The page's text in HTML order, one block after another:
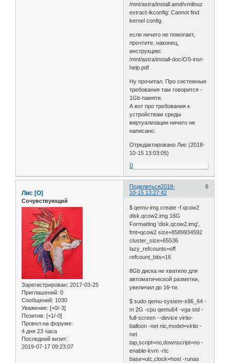
/mnt/astra/install.amd/vmlinuz
extract-ikconfig: Cannot find
kernel config.
если ничего не помогает,
прочтите, наконец,
инструкцию:
/mnt/astra/install-doc/OS-inst-
help.pdf
Ну прочитал. Про системные
требования там говорится -
1Gb памяти.
А вот про требования к
устройствам среды
виртуализации ничего не
написано.
Отредактировано Лис (2018-
10-15 13:03:05)
0
Поделиться 6
2018-
10-15 13:27:42
Лис [О]
Сочувствующий
Зарегистрирован: 2017-03-25
Приглашений: 0
Сообщений: 1030
Уважение: [+0/-3]
Позитив: [+1/-0]
Провел на форуме:
4 дня 23 часа
Последний визит:
2019-07-17 09:23:07
$ qemu-img create -f qcow2
disk.qcow2.img 16G
Formatting 'disk.qcow2.img',
fmt=qcow2 size=8589934592
cluster_size=65536
lazy_refcounts=off
refcount_bits=16
8Gb диска не хватило для
автоматической разметки,
увеличил до 16-ти.
$ sudo qemu-system-x86_64 -
m 2G -cpu qemu64 -vga std -
full-screen --device virtio-
balloon -net nic,model=virtio -
net
tap,script=no,downscript=no -
enable-kvm -rtc
base=utc,clock=host -runas